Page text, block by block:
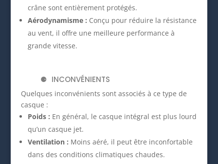
crâne sont entièrement protégés.
Aérodynamisme : Conçu pour réduire la résistance
au vent, il offre une meilleure performance à
grande vitesse.
INCONVÉNIENTS
Quelques inconvénients sont associés à ce type de
casque :
Poids : En général, le casque intégral est plus lourd
qu’un casque jet.
Ventilation : Moins aéré, il peut être inconfortable
dans des conditions climatiques chaudes.